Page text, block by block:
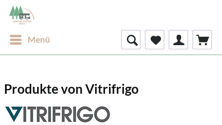
Menü
Produkte von Vitrifrigo